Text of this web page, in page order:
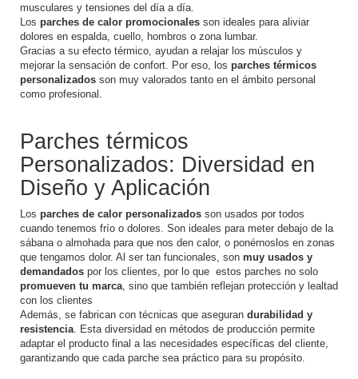
musculares y tensiones del día a día.
Los parches de calor promocionales son ideales para aliviar
dolores en espalda, cuello, hombros o zona lumbar.
Gracias a su efecto térmico, ayudan a relajar los músculos y
mejorar la sensación de confort. Por eso, los parches térmicos
personalizados son muy valorados tanto en el ámbito personal
como profesional.
Parches térmicos
Personalizados: Diversidad en
Diseño y Aplicación
Los parches de calor personalizados son usados por todos
cuando tenemos frío o dolores. Son ideales para meter debajo de la
sábana o almohada para que nos den calor, o ponérnoslos en zonas
que tengamos dolor. Al ser tan funcionales, son muy usados y
demandados por los clientes, por lo que estos parches no solo
promueven tu marca , sino que también reflejan protección y lealtad
con los clientes
Además, se fabrican con técnicas que aseguran durabilidad y
resistencia . Esta diversidad en métodos de producción permite
adaptar el producto final a las necesidades específicas del cliente,
garantizando que cada parche sea práctico para su propósito.